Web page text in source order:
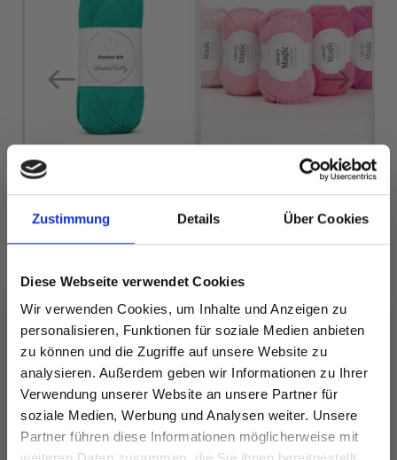
Zustimmung Details Über Cookies
Diese Webseite verwendet Cookies
Wir verwenden Cookies, um Inhalte und Anzeigen zu
personalisieren, Funktionen für soziale Medien anbieten
zu können und die Zugriffe auf unsere Website zu
analysieren. Außerdem geben wir Informationen zu Ihrer
Verwendung unserer Website an unsere Partner für
soziale Medien, Werbung und Analysen weiter. Unsere
Partner führen diese Informationen möglicherweise mit
LINDEHOBBY
COTTON 8/4
Alle Optionen
ansehen
DROPS MAGIC
Alle Optionen
ansehen